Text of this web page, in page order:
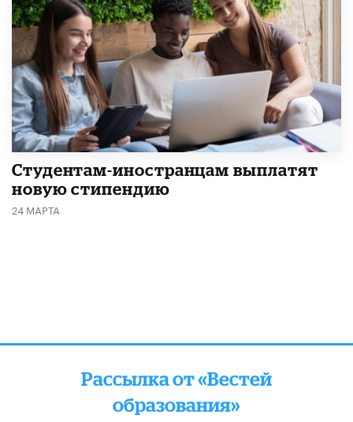
Студентам-иностранцам выплатят
новую стипендию
24 МАРТА
Рассылка от «Вестей
образования»